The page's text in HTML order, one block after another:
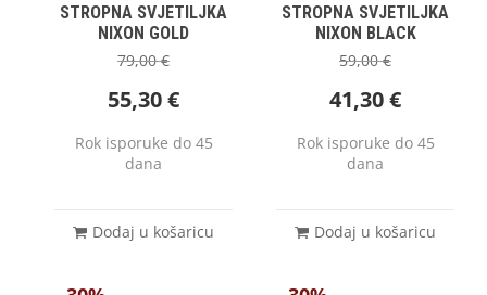
STROPNA SVJETILJKA
NIXON GOLD
79,00€
55,30€
Rok isporuke do 45
dana
Dodaj u košaricu
STROPNA SVJETILJKA
NIXON BLACK
59,00€
41,30€
Rok isporuke do 45
dana
Dodaj u košaricu